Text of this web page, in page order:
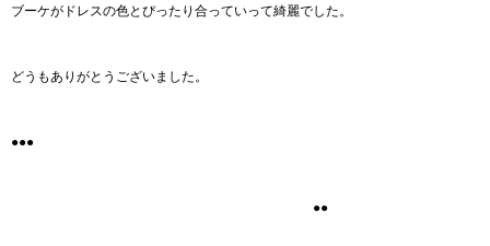
ブーケがドレスの色とぴったり合っていって綺麗でした。
どうもありがとうございました。
●●●
●●